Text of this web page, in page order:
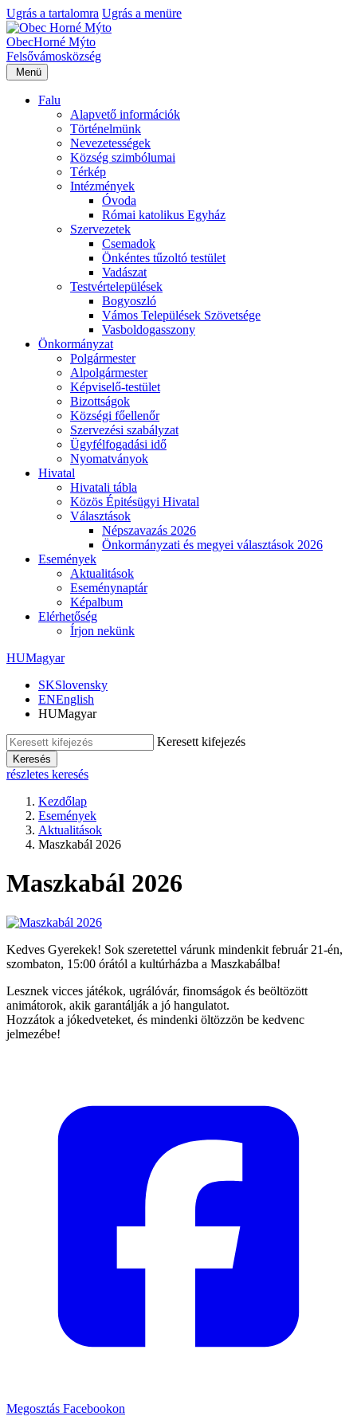
Ugrás a tartalomra Ugrás a menüre
ObecHorné Mýto
Felsővámosközség
Menü
Falu
Alapvető információk
Történelmünk
Nevezetességek
Község szimbólumai
Térkép
Intézmények
Óvoda
Római katolikus Egyház
Szervezetek
Csemadok
Önkéntes tűzoltó testület
Vadászat
Testvértelepülések
Bogyoszló
Vámos Települések Szövetsége
Vasboldogasszony
Önkormányzat
Polgármester
Alpolgármester
Képviselő-testület
Bizottságok
Községi főellenőr
Szervezési szabályzat
Ügyfélfogadási idő
Nyomatványok
Hivatal
Hivatali tábla
Közös Épitésügyi Hivatal
Választások
Népszavazás 2026
Önkormányzati és megyei választások 2026
Események
Aktualitások
Eseménynaptár
Képalbum
Elérhetőség
Írjon nekünk
HUMagyar
SKSlovensky
ENEnglish
HUMagyar
Keresett kifejezés
Keresés
részletes keresés
Kezdőlap
Események
Aktualitások
Maszkabál 2026
Maszkabál 2026
Kedves Gyerekek! Sok szeretettel várunk mindenkit február 21-én,
szombaton, 15:00 órától a kultúrházba a Maszkabálba!
Lesznek vicces játékok, ugrálóvár, finomságok és beöltözött
animátorok, akik garantálják a jó hangulatot.
Hozzátok a jókedveteket, és mindenki öltözzön be kedvenc
jelmezébe!
Megosztás Facebookon